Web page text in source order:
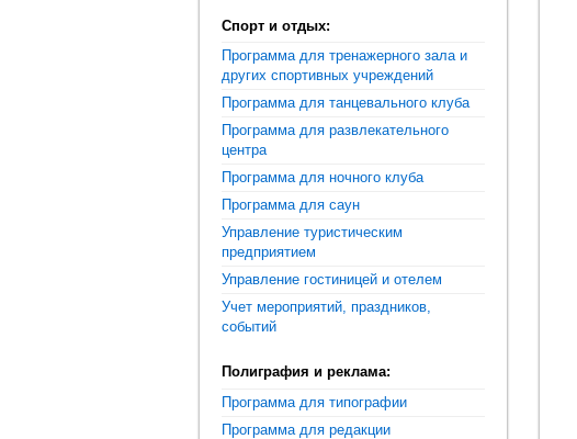
Спорт и отдых:
Программа для тренажерного зала и
других спортивных учреждений
Программа для танцевального клуба
Программа для развлекательного
центра
Программа для ночного клуба
Программа для саун
Управление туристическим
предприятием
Управление гостиницей и отелем
Учет мероприятий, праздников,
событий
Полиграфия и реклама:
Программа для типографии
Программа для редакции